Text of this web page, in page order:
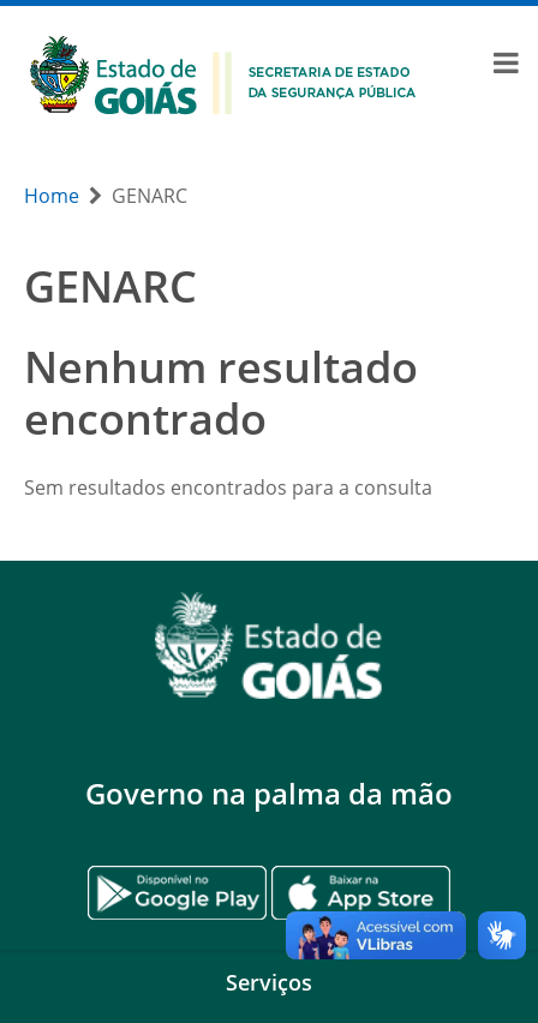
Home GENARC
GENARC
Nenhum resultado
encontrado
Sem resultados encontrados para a consulta
Governo na palma da mão
Serviços